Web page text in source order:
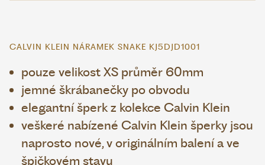
CALVIN KLEIN NÁRAMEK SNAKE KJ5DJD1001
pouze velikost XS průměr 60mm
jemné škrábanečky po obvodu
elegantní šperk z kolekce Calvin Klein
veškeré nabízené Calvin Klein šperky jsou
naprosto nové, v originálním balení a ve
špičkovém stavu